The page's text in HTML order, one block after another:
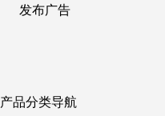
发布广告
产品分类导航